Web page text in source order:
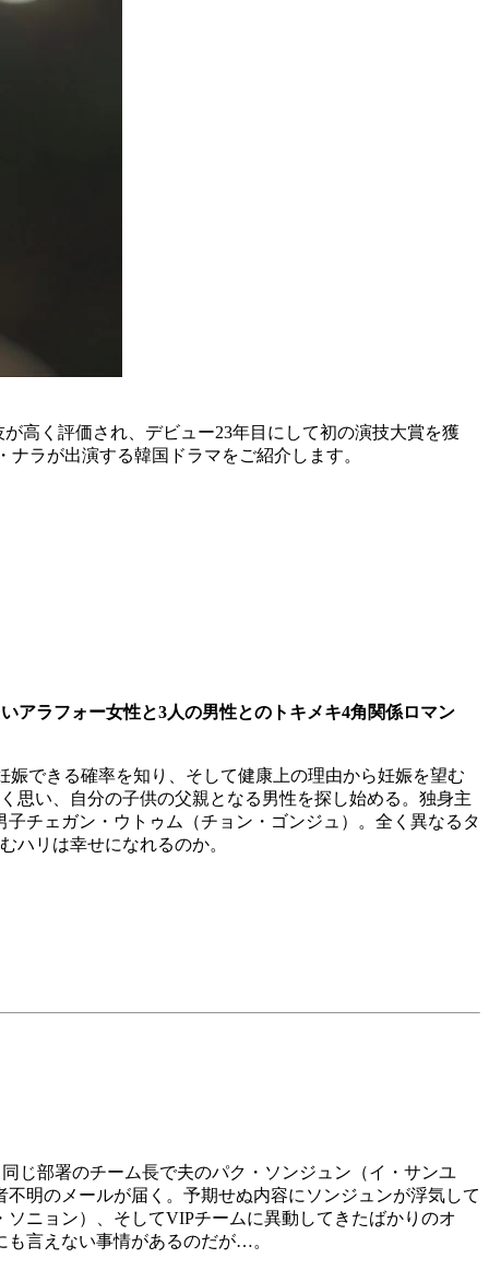
高く評価され、デビュー23年目にして初の演技大賞を獲
ラが出演する韓国ドラマをご紹介します。
アラフォー女性と3人の男性とのトキメキ4角関係ロマン
できる確率を知り、そして健康上の理由から妊娠を望む
思い、自分の子供の父親となる男性を探し始める。独身主
チェガン・ウトゥム（チョン・ゴンジュ）。全く異なるタ
ハリは幸せになれるのか。
じ部署のチーム長で夫のパク・ソンジュン（イ・サンユ
明のメールが届く。予期せぬ内容にソンジュンが浮気して
ニョン）、そしてVIPチームに異動してきたばかりのオ
言えない事情があるのだが…。